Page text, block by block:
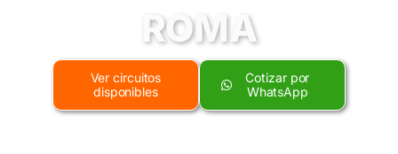
ROMA
Ver circuitos
disponibles
Cotizar por
WhatsApp